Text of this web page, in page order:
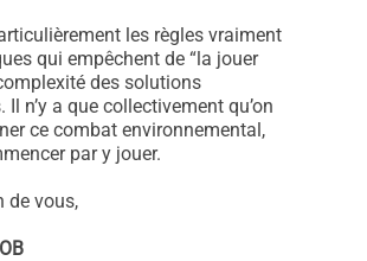
les règles vraiment
qui empêchent de “la jouer
des solutions
Il n’y a que collectivement qu’on
ce combat environnemental,
par y jouer.
de vous,